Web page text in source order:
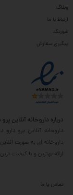
وبلاگ
ارتباط با ما
شورتکد
پیگیری سفارش
درباره داروخانه آنلاین پرو
داروخانه آنلاین پرو
داروخانه ای به صورت
ارائه بهترین و با کیفیت
تماس با ما